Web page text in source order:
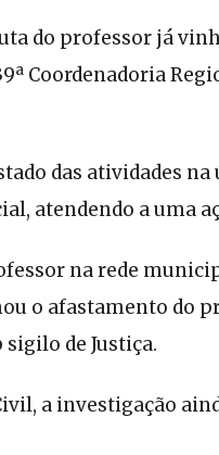
do professor já
Coordenadoria
das atividades
atendendo a uma
na rede
o afastamento do
sigilo de Justiça.
a investigação